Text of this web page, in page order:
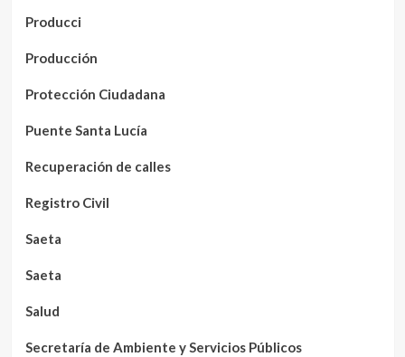
Producci
Producción
Protección Ciudadana
Puente Santa Lucía
Recuperación de calles
Registro Civil
Saeta
Saeta
Salud
Secretaría de Ambiente y Servicios Públicos